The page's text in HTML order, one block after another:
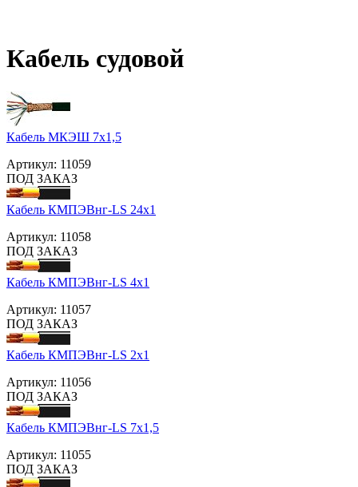
Кабель судовой
Кабель МКЭШ 7х1,5
Артикул: 11059
ПОД ЗАКАЗ
Кабель КМПЭВнг-LS 24х1
Артикул: 11058
ПОД ЗАКАЗ
Кабель КМПЭВнг-LS 4х1
Артикул: 11057
ПОД ЗАКАЗ
Кабель КМПЭВнг-LS 2х1
Артикул: 11056
ПОД ЗАКАЗ
Кабель КМПЭВнг-LS 7х1,5
Артикул: 11055
ПОД ЗАКАЗ